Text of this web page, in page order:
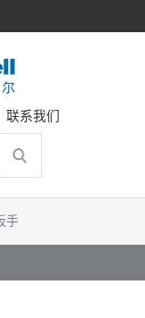
联系我们
手